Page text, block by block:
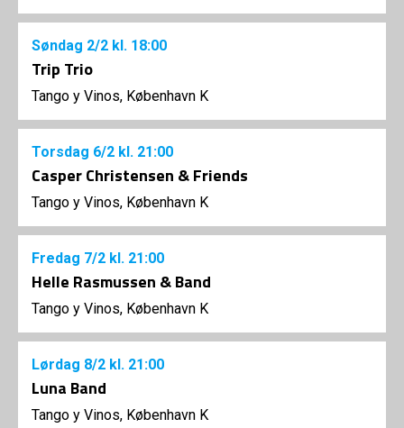
Søndag 2/2 kl. 18:00
Trip Trio
Tango y Vinos, København K
Torsdag 6/2 kl. 21:00
Casper Christensen & Friends
Tango y Vinos, København K
Fredag 7/2 kl. 21:00
Helle Rasmussen & Band
Tango y Vinos, København K
Lørdag 8/2 kl. 21:00
Luna Band
Tango y Vinos, København K